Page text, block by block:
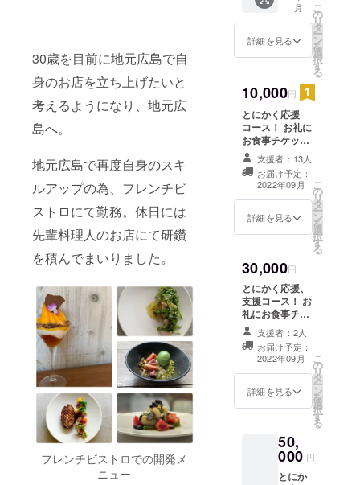
30歳を目前に地元広島で自
身のお店を立ち上げたいと
考えるようになり、地元広
島へ。
地元広島で再度自身のスキ
ルアップの為、フレンチビ
ストロにて勤務。休日には
先輩料理人のお店にて研鑽
を積んでまいりました。
フレンチビストロでの開発メ
ニュー
伝えく
ださ
利用に
ついて
事項］
・パ
フェは
購入者
様1名様
分とな
り、ご
本人様
のみご
利用可
す。 ・
キャン
日前ま
で無料
となり
ます。
前日の
セルに
ついて
はリ
ターン
を消化
ござい
ます
の
で、ご
ご購入
後お電
話にて
ご予約
の際に
お名前
と注文
IDをお
伝えく
ださ
い。 [ご
利用に
の注意
事項］
購入者
様1名様
分とな
り、ご
本人様
のみご
利用可
能で
す。 ・
複数人
でご利
用の際
要枚数
を購入
くださ
い。 ・
チヂク
のシ
ブース
効期
限］
2022年
9月15日
～2023
年3月15
日 [ご利
用方
法］ ・
3日前ま
でのご
予約に
ます。
当日の
ご利用
はお控
えくだ
さい。
・ご購
入後お
電話に
てご予
約を承
りま
予約の
際にお
名前と
注文ID
グラの
テリー
ヌとブ
リオッ
シュの
菜 ・
ゴール
ドラッ
シュの
テラリ
ウム
ウニと
コンソ
メ ・焼
茄子と
鯵のプ
理 炭
火焼 ・
国産牛
フィレ
肉の
ロース
ト 赤
ワイン
ソース
・アー
モンド
プラリ
ガーグ
ラッセ
・珈琲
・小菓
月
詳細を見る
こ
の
リ
タ
ー
ン
を
選
択
す
る
10,000円
とにかく応援
コース！ お礼に
お食事チケット
（3000円分）と
お手紙をお送り
させていただき
ます。 リターン
にかかる費用が
少ない為、その
ます。 ※チケッ
トは1000円×6枚
となります。お
釣りが出ません
のでご使用の際
はご留意くださ
い。
支援者：13人
お届け予定：
2022年09月
詳細を見る
こ
の
リ
タ
ー
ン
を
選
択
す
る
30,000円
とにかく応援、
支援コース！ お
礼にお食事チ
ケット10000円
分と感謝のお手
紙をお送りさせ
ていただきま
す。 リターンに
かかる費用が少
てる事ができま
となります。お
支援者：2人
お届け予定：
2022年09月
詳細を見る
こ
の
リ
タ
ー
ン
を
選
択
す
る
50,
000 円
とにか